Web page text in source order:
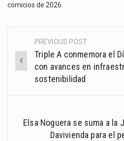
comicios de 2026.
Post
navigation
PREVIOUS POST
Triple A conmemora el
con avances en
sostenibilidad
Elsa Noguera se suma a la
Davivienda para el